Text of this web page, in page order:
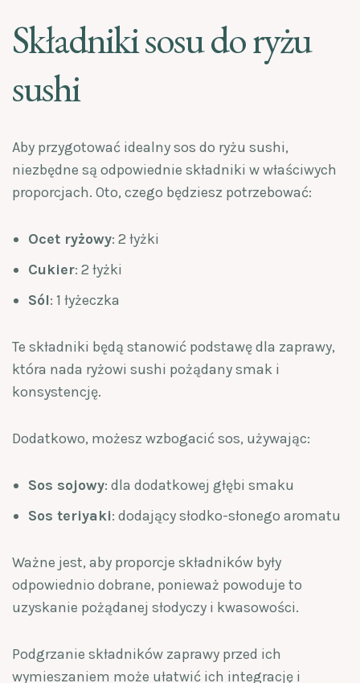
Składniki sosu do ryżu
sushi
Aby przygotować idealny sos do ryżu sushi,
niezbędne są odpowiednie składniki w właściwych
proporcjach. Oto, czego będziesz potrzebować:
Ocet ryżowy: 2 łyżki
Cukier: 2 łyżki
Sól: 1 łyżeczka
Te składniki będą stanowić podstawę dla zaprawy,
która nada ryżowi sushi pożądany smak i
konsystencję.
Dodatkowo, możesz wzbogacić sos, używając:
Sos sojowy: dla dodatkowej głębi smaku
Sos teriyaki: dodający słodko-słonego aromatu
Ważne jest, aby proporcje składników były
odpowiednio dobrane, ponieważ powoduje to
uzyskanie pożądanej słodyczy i kwasowości.
Podgrzanie składników zaprawy przed ich
wymieszaniem może ułatwić ich integrację i